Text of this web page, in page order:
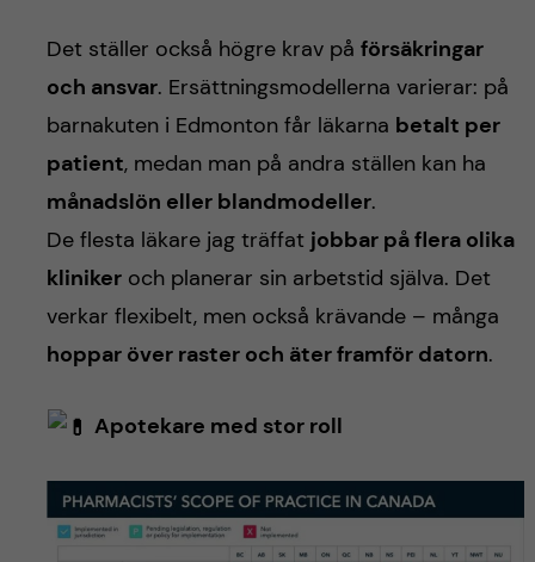
Det ställer också högre krav på försäkringar
och ansvar. Ersättningsmodellerna varierar: på
barnakuten i Edmonton får läkarna betalt per
patient, medan man på andra ställen kan ha
månadslön eller blandmodeller.
De flesta läkare jag träffat jobbar på flera olika
klinikeroch planerar sin arbetstid själva. Det
verkar flexibelt, men också krävande – många
hoppar över raster och äter framför datorn.
Apotekare med stor roll